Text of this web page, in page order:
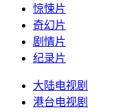
惊悚片
奇幻片
剧情片
纪录片
大陆电视剧
港台电视剧